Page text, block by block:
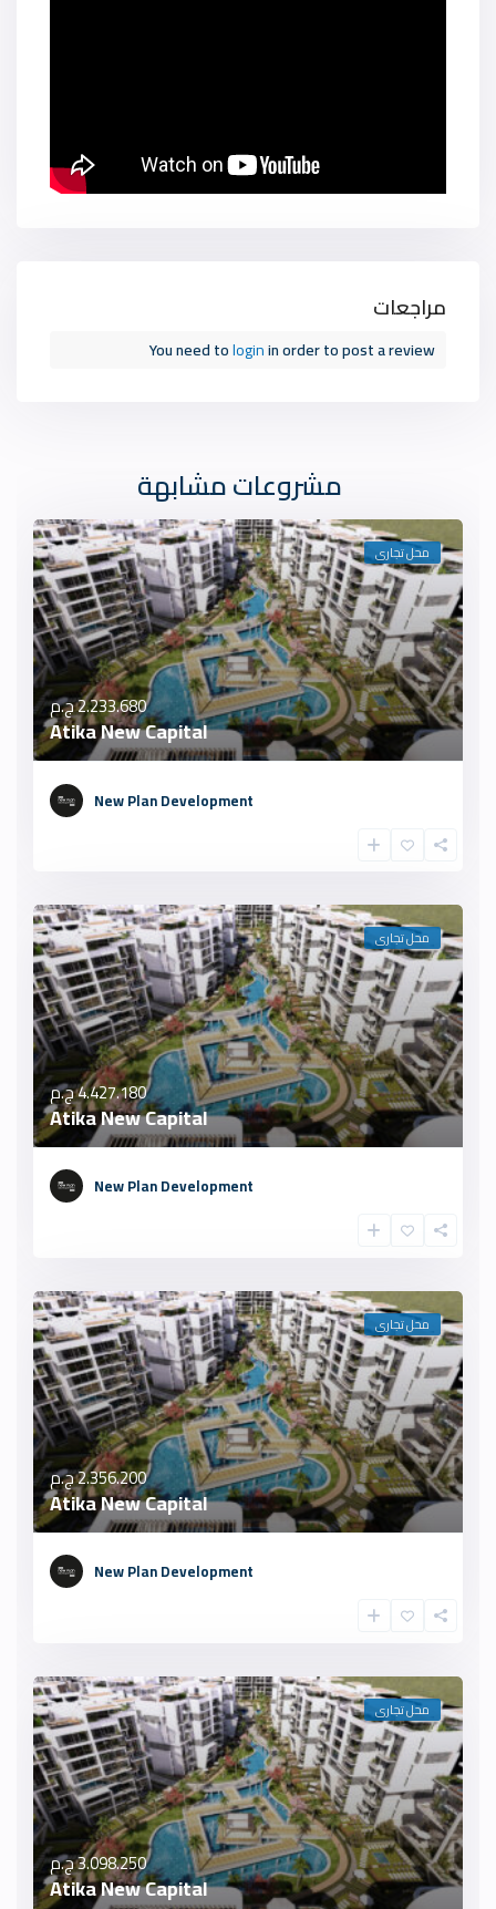
مراجعات
You need tologinin order to post a review
مشروعات مشابهة
محل تجارى
2.233.680 ج.م
Atika New Capital
New Plan Development
محل تجارى
4.427.180 ج.م
Atika New Capital
New Plan Development
محل تجارى
2.356.200 ج.م
Atika New Capital
New Plan Development
محل تجارى
3.098.250 ج.م
Atika New Capital